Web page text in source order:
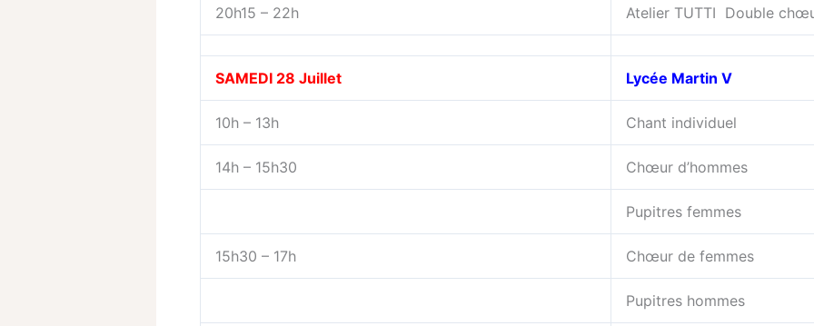
20h15 – 22h Atelier TUTTI Double
SAMEDI 28 Juillet Lycée Martin V
10h – 13h Chant individuel
14h – 15h30 Chœur d’hommes
Pupitres femmes
15h30 – 17h Chœur de femmes
Pupitres hommes